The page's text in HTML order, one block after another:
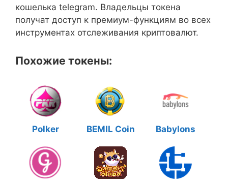
кошелька telegram. Владельцы токена
получат доступ к премиум-функциям во всех
инструментах отслеживания криптовалют.
Похожие токены:
Polker BEMIL Coin Babylons